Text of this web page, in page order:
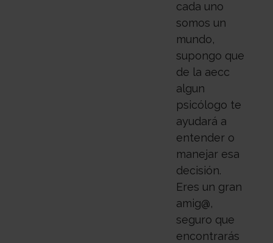
cada uno
somos un
mundo,
supongo que
de la aecc
algun
psicólogo te
ayudará a
entender o
manejar esa
decisión.
Eres un gran
amig@,
seguro que
encontrarás